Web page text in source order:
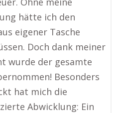
hätte ich den
eigener Tasche
Doch dank meiner
wurde der gesamte
Besonders
hat mich die
Abwicklung: Ein